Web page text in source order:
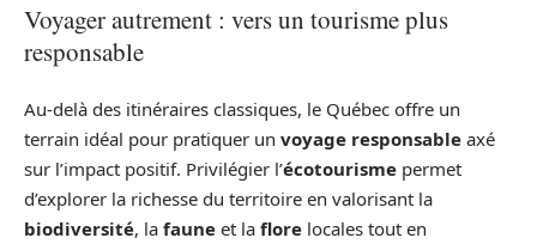
Voyager autrement : vers un tourisme plus
responsable
Au-delà des itinéraires classiques, le Québec offre un
terrain idéal pour pratiquer un voyage responsable axé
sur l’impact positif. Privilégier l’écotourisme permet
d’explorer la richesse du territoire en valorisant la
biodiversité, la faune et la flore locales tout en